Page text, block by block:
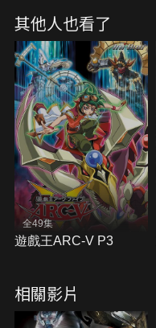
其他人也看了
全49集
遊戲王ARC-V P3
相關影片